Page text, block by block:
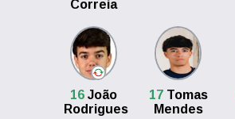
Correia
16 João
Rodrigues
17Tomas
Mendes